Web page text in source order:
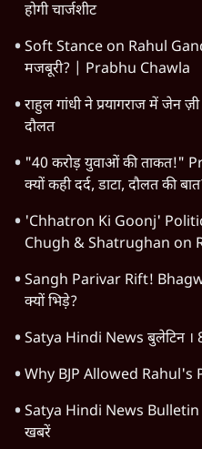
होगी चार्जशीट
Soft Stance on Rahul
मजबूरी? | Prabhu Chawla
राहुल गांधी ने प्रयागराज में जेन
दौलत
"40 करोड़ युवाओं की ताकत!"
क्यों कही दर्द, डाटा, दौलत की
'Chhatron Ki Goonj'
Chugh & Shatrughan on
Sangh Parivar Rift!
क्यों भिड़े?
Satya Hindi News बुलेटिन ।
Why BJP Allowed Rahul's
Satya Hindi News
खबरें